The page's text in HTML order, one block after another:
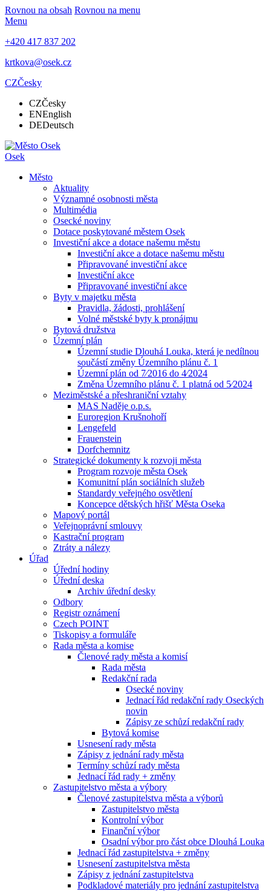
Rovnou na obsah Rovnou na menu
Menu
+420 417 837 202
krtkova@osek.cz
CZČesky
CZČesky
ENEnglish
DEDeutsch
Osek
Město
Aktuality
Významné osobnosti města
Multimédia
Osecké noviny
Dotace poskytované městem Osek
Investiční akce a dotace našemu městu
Investiční akce a dotace našemu městu
Připravované investiční akce
Investiční akce
Připravované investiční akce
Byty v majetku města
Pravidla, žádosti, prohlášení
Volné městské byty k pronájmu
Bytová družstva
Územní plán
Územní studie Dlouhá Louka, která je nedílnou
součástí změny Územního plánu č. 1
Územní plán od 7⁄2016 do 4⁄2024
Změna Územního plánu č. 1 platná od 5⁄2024
Meziměstské a přeshraniční vztahy
MAS Naděje o.p.s.
Euroregion Krušnohoří
Lengefeld
Frauenstein
Dorfchemnitz
Strategické dokumenty k rozvoji města
Program rozvoje města Osek
Komunitní plán sociálních služeb
Standardy veřejného osvětlení
Koncepce dětských hřišť Města Oseka
Mapový portál
Veřejnoprávní smlouvy
Kastrační program
Ztráty a nálezy
Úřad
Úřední hodiny
Úřední deska
Archiv úřední desky
Odbory
Registr oznámení
Czech POINT
Tiskopisy a formuláře
Rada města a komise
Členové rady města a komisí
Rada města
Redakční rada
Osecké noviny
Jednací řád redakční rady Oseckých
novin
Zápisy ze schůzí redakční rady
Bytová komise
Usnesení rady města
Zápisy z jednání rady města
Termíny schůzí rady města
Jednací řád rady + změny
Zastupitelstvo města a výbory
Členové zastupitelstva města a výborů
Zastupitelstvo města
Kontrolní výbor
Finanční výbor
Osadní výbor pro část obce Dlouhá Louka
Jednací řád zastupitelstva + změny
Usnesení zastupitelstva města
Zápisy z jednání zastupitelstva
Podkladové materiály pro jednání zastupitelstva